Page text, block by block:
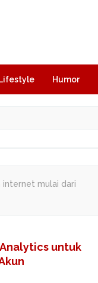
Lifestyle Humor
internet mulai dari
untuk